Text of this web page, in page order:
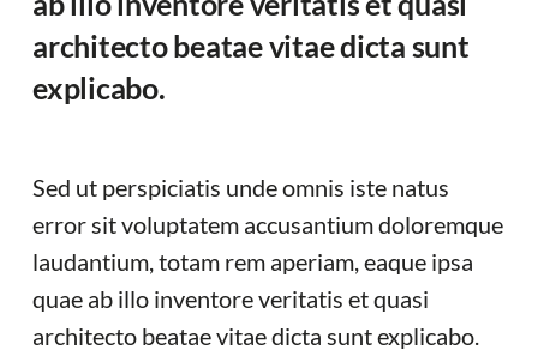
architecto beatae vitae dicta sunt
explicabo.
Sed ut perspiciatis unde omnis iste natus
error sit voluptatem accusantium doloremque
laudantium, totam rem aperiam, eaque ipsa
quae ab illo inventore veritatis et quasi
architecto beatae vitae dicta sunt explicabo.